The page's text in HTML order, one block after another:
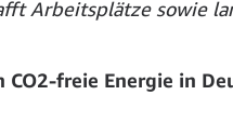
Arbeitsplätze sowie
freie Energie in